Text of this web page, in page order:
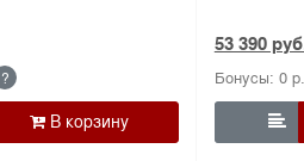
?
53 390
Бонусы: 0 р.
